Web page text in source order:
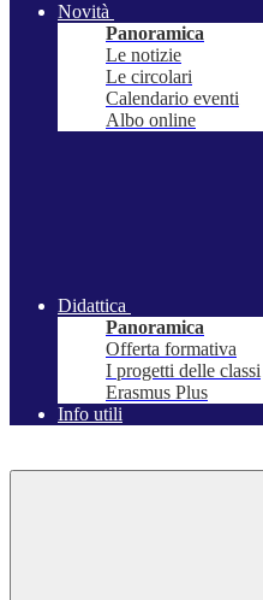
Novità
Panoramica
Le notizie
Le circolari
Calendario eventi
Albo online
Didattica
Panoramica
Offerta formativa
I progetti delle classi
Erasmus Plus
Info utili